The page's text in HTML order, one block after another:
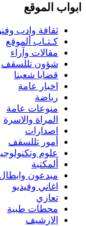
ابواب الموقع
ثقافة وادب
كـتـاب ألموقع
مقالات وآراء
شؤون تللسقف
قضايا شعبنا
اخبار عامة
رياضة
منوعات عامة
المراة والاسرة
اصدارات
أمور تللسقف
علوم
ألمكتبة
مبدعون
اغاني وفيديو
تعازي
محطات طبية
الارشيف